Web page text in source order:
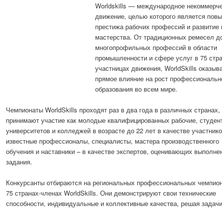
Worldskills — международное
движение, целью которого является
престижа рабочих профессий и развитие
мастерства. От традиционных ремесел
многопрофильных профессий в области
промышленности и сфере услуг в 75
участницах движения, WorldSkills
прямое влияние на рост
образования во всем мире.
Чемпионаты WorldSkills проходят раз в два года в различных странах,
принимают участие как молодые квалифицированных рабочие,
университетов и колледжей в возрасте до 22 лет в качестве
известные профессионалы, специалисты, мастера производственного
обучения и наставники – в качестве экспертов, оценивающих
задания.
Конкурсанты отбираются на региональных профессиональных
75 странах-членах WorldSkills. Они демонстрируют свои технические
способности, индивидуальные и коллективные качества, решая